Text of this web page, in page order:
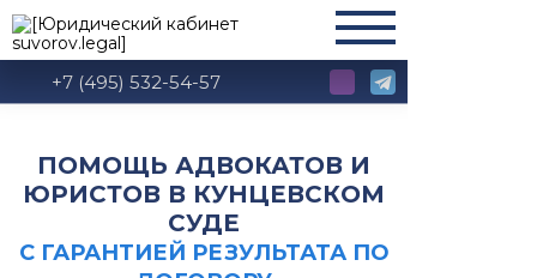
+7 (495) 532-54-57
ПОМОЩЬ АДВОКАТОВ И
ЮРИСТОВ В КУНЦЕВСКОМ
СУДЕ
С ГАРАНТИЕЙ РЕЗУЛЬТАТА ПО